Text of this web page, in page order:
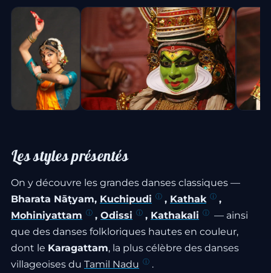
Les styles présentés
On y découvre les grandes danses classiques —
Bharata Nāṭyam, Kuchipudi , Kathak
,
Mohiniyattam
, Odissi , Kathakali
— ainsi
que des danses folkloriques hautes en couleur,
dont le Karagattam, la plus célèbre des danses
villageoises du Tamil Nadu .